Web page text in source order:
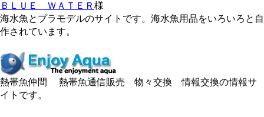
ＢＬＵＥ ＷＡＴＥＲ 様
海水魚とプラモデルのサイトです。海水魚用品をいろいろと自
作されています。
熱帯魚仲間 熱帯魚通信販売 物々交換 情報交換の情報サ
イトです。